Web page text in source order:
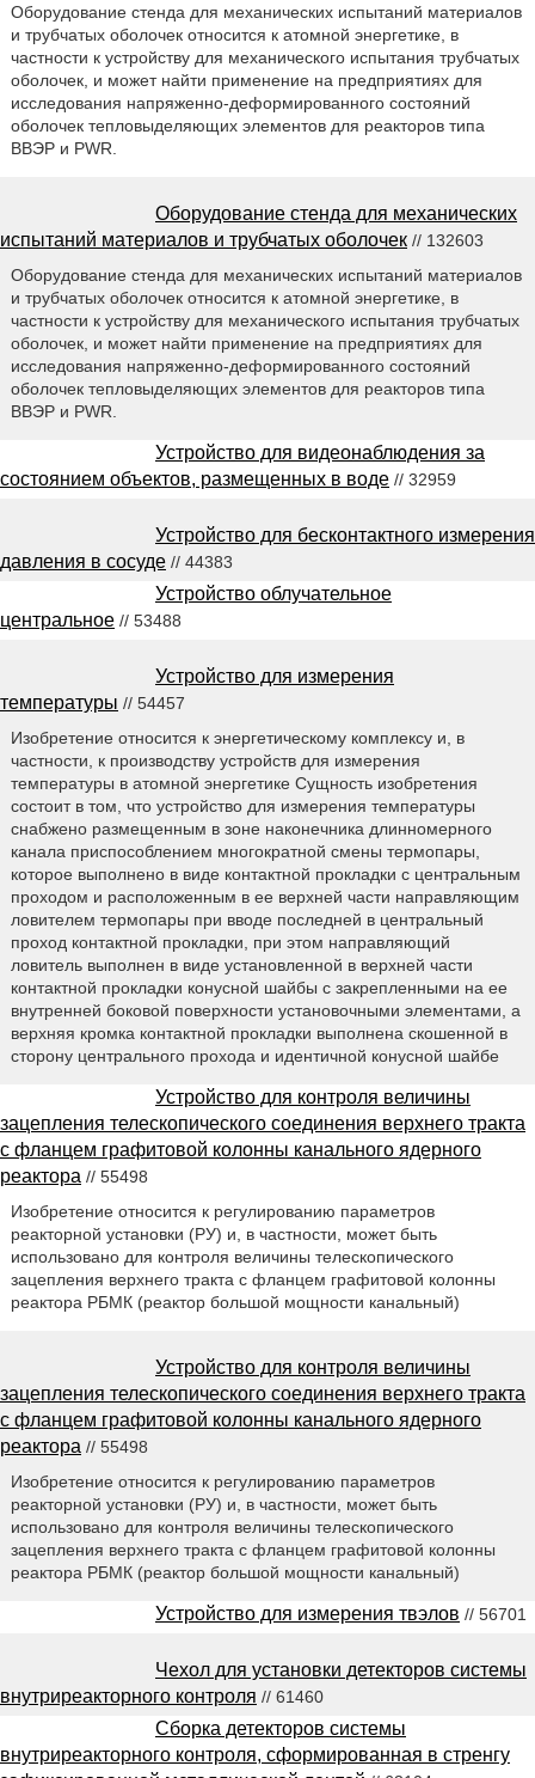
Оборудование стенда для механических испытаний материалов
и трубчатых оболочек относится к атомной энергетике, в
частности к устройству для механического испытания трубчатых
оболочек, и может найти применение на предприятиях для
исследования напряженно-деформированного состояний
оболочек тепловыделяющих элементов для реакторов типа
ВВЭР и PWR.
Оборудование стенда для механических
испытаний материалов и трубчатых оболочек // 132603
Оборудование стенда для механических испытаний материалов
и трубчатых оболочек относится к атомной энергетике, в
частности к устройству для механического испытания трубчатых
оболочек, и может найти применение на предприятиях для
исследования напряженно-деформированного состояний
оболочек тепловыделяющих элементов для реакторов типа
ВВЭР и PWR.
Устройство для видеонаблюдения за
состоянием объектов, размещенных в воде // 32959
Устройство для бесконтактного измерения
давления в сосуде // 44383
Устройство облучательное
центральное // 53488
Устройство для измерения
температуры // 54457
Изобретение относится к энергетическому комплексу и, в
частности, к производству устройств для измерения
температуры в атомной энергетике Сущность изобретения
состоит в том, что устройство для измерения температуры
снабжено размещенным в зоне наконечника длинномерного
канала приспособлением многократной смены термопары,
которое выполнено в виде контактной прокладки с центральным
проходом и расположенным в ее верхней части направляющим
ловителем термопары при вводе последней в центральный
проход контактной прокладки, при этом направляющий
ловитель выполнен в виде установленной в верхней части
контактной прокладки конусной шайбы с закрепленными на ее
внутренней боковой поверхности установочными элементами, а
верхняя кромка контактной прокладки выполнена скошенной в
сторону центрального прохода и идентичной конусной шайбе
Устройство для контроля величины
зацепления телескопического соединения верхнего тракта
с фланцем графитовой колонны канального ядерного
реактора // 55498
Изобретение относится к регулированию параметров
реакторной установки (РУ) и, в частности, может быть
использовано для контроля величины телескопического
зацепления верхнего тракта с фланцем графитовой колонны
реактора РБМК (реактор большой мощности канальный)
Устройство для контроля величины
зацепления телескопического соединения верхнего тракта
с фланцем графитовой колонны канального ядерного
реактора // 55498
Изобретение относится к регулированию параметров
реакторной установки (РУ) и, в частности, может быть
использовано для контроля величины телескопического
зацепления верхнего тракта с фланцем графитовой колонны
реактора РБМК (реактор большой мощности канальный)
Устройство для измерения твэлов // 56701
Чехол для установки детекторов системы
внутриреакторного контроля // 61460
Сборка детекторов системы
внутриреакторного контроля, сформированная в стренгу